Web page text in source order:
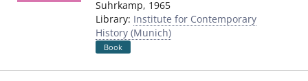
Suhrkamp, 1965
Library: Institute for Contemporary
History (Munich)
Book